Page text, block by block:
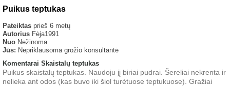
Puikus teptukas
Pateiktas prieš 6 metų
Autorius Fėja1991
Nuo Nežinoma
Jūs: Nepriklausoma grožio konsultantė
Komentarai Skaistalų teptukas
Puikus skaistalų teptukas. Naudoju jį biriai pudrai. Šereliai nekrenta ir
nelieka ant odos (kas buvo iki šiol turėtuose teptukuose). Gražiai